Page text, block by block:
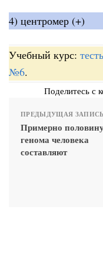
4) центромер (+)
Учебный курс:
№6.
Поделитесь с
ПРЕДЫДУЩАЯ ЗАПИСЬ
Примерно
генома человека
составляют